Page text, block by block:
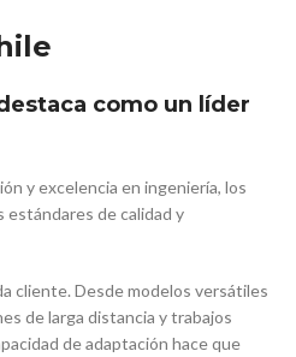
como un líder
y excelencia en ingeniería, los
estándares de calidad y
cliente. Desde modelos versátiles
de larga distancia y trabajos
de adaptación hace que